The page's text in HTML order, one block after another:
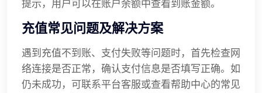
提示，用户可以在账户余额中查看到账金额。
充值常见问题及解决方案
遇到充值不到账、支付失败等问题时，首先检查网
络连接是否正常，确认支付信息是否填写正确。如
仍未成功，可联系平台客服或查看帮助中心的常见